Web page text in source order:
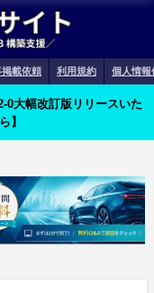
載依頼 利用規約 個人情報
0大幅改訂版リリースいた
】